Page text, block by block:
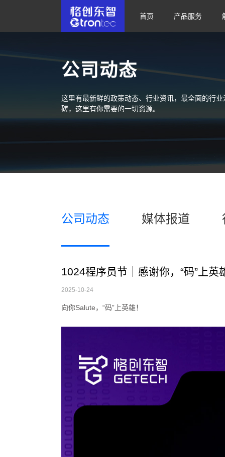
首页 产品服务
公司动态
这里有最新鲜的政策动态、行业资讯，最全面的行
磋，这里有你需要的一切资源。
公司动态 媒体报道
1024程序员节｜感谢你，“码”上英
2025-10-24
向你Salute，“码”上英雄！